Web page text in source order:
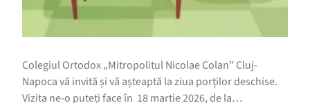
Colegiul Ortodox „Mitropolitul Nicolae Colan” Cluj-
Napoca vă invită și vă așteaptă la ziua porților deschise.
Vizita ne-o puteți face în 18 martie 2026, de la…